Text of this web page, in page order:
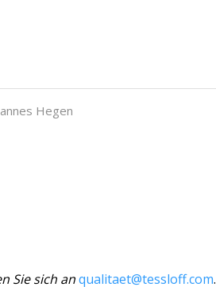
Hegen
Sie sich anqualitaet@tessloff.com.